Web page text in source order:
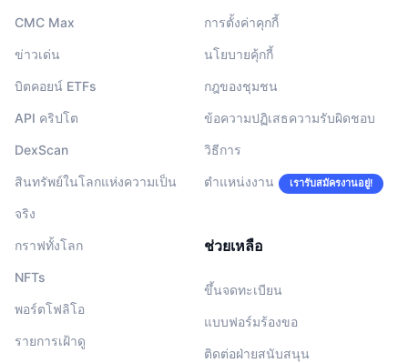
CMC Max
ข่าวเด่น
บิตคอยน์ ETFs
API คริปโต
DexScan
สินทรัพย์ในโลกแห่งความเป็น
จริง
กราฟทั้งโลก
NFTs
พอร์ตโฟลิโอ
รายการเฝ้าดู
การตั้งค่าคุกกี้
นโยบายคุ้กกี้
กฎของชุมชน
ข้อความปฏิเสธความรับผิดชอบ
วิธีการ
ตำแหน่งงาน เรารับสมัครงานอยู่!
ช่วยเหลือ
ขึ้นจดทะเบียน
แบบฟอร์มร้องขอ
ติดต่อฝ่ายสนับสนุน